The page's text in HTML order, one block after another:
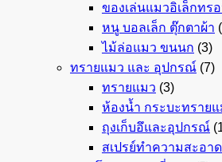
ของเล่นแมวอิเล็กทร
หนู บอลเล็ก ตุ๊กตาผ้า
ไม้ล่อแมว ขนนก (3)
ทรายแมว และ อุปกรณ์ (7)
ทรายแมว (3)
ห้องน้ำ กระบะทรายแ
ถุงเก็บอึและอุปกรณ์
สเปรย์ทำความสะอา